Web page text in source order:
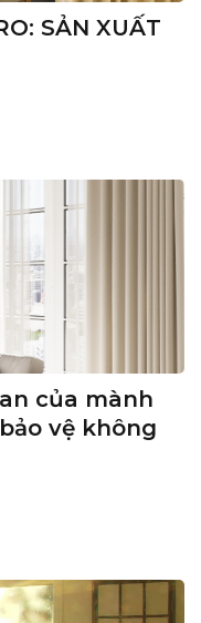
SẢN XUẤT
của mành
vệ không